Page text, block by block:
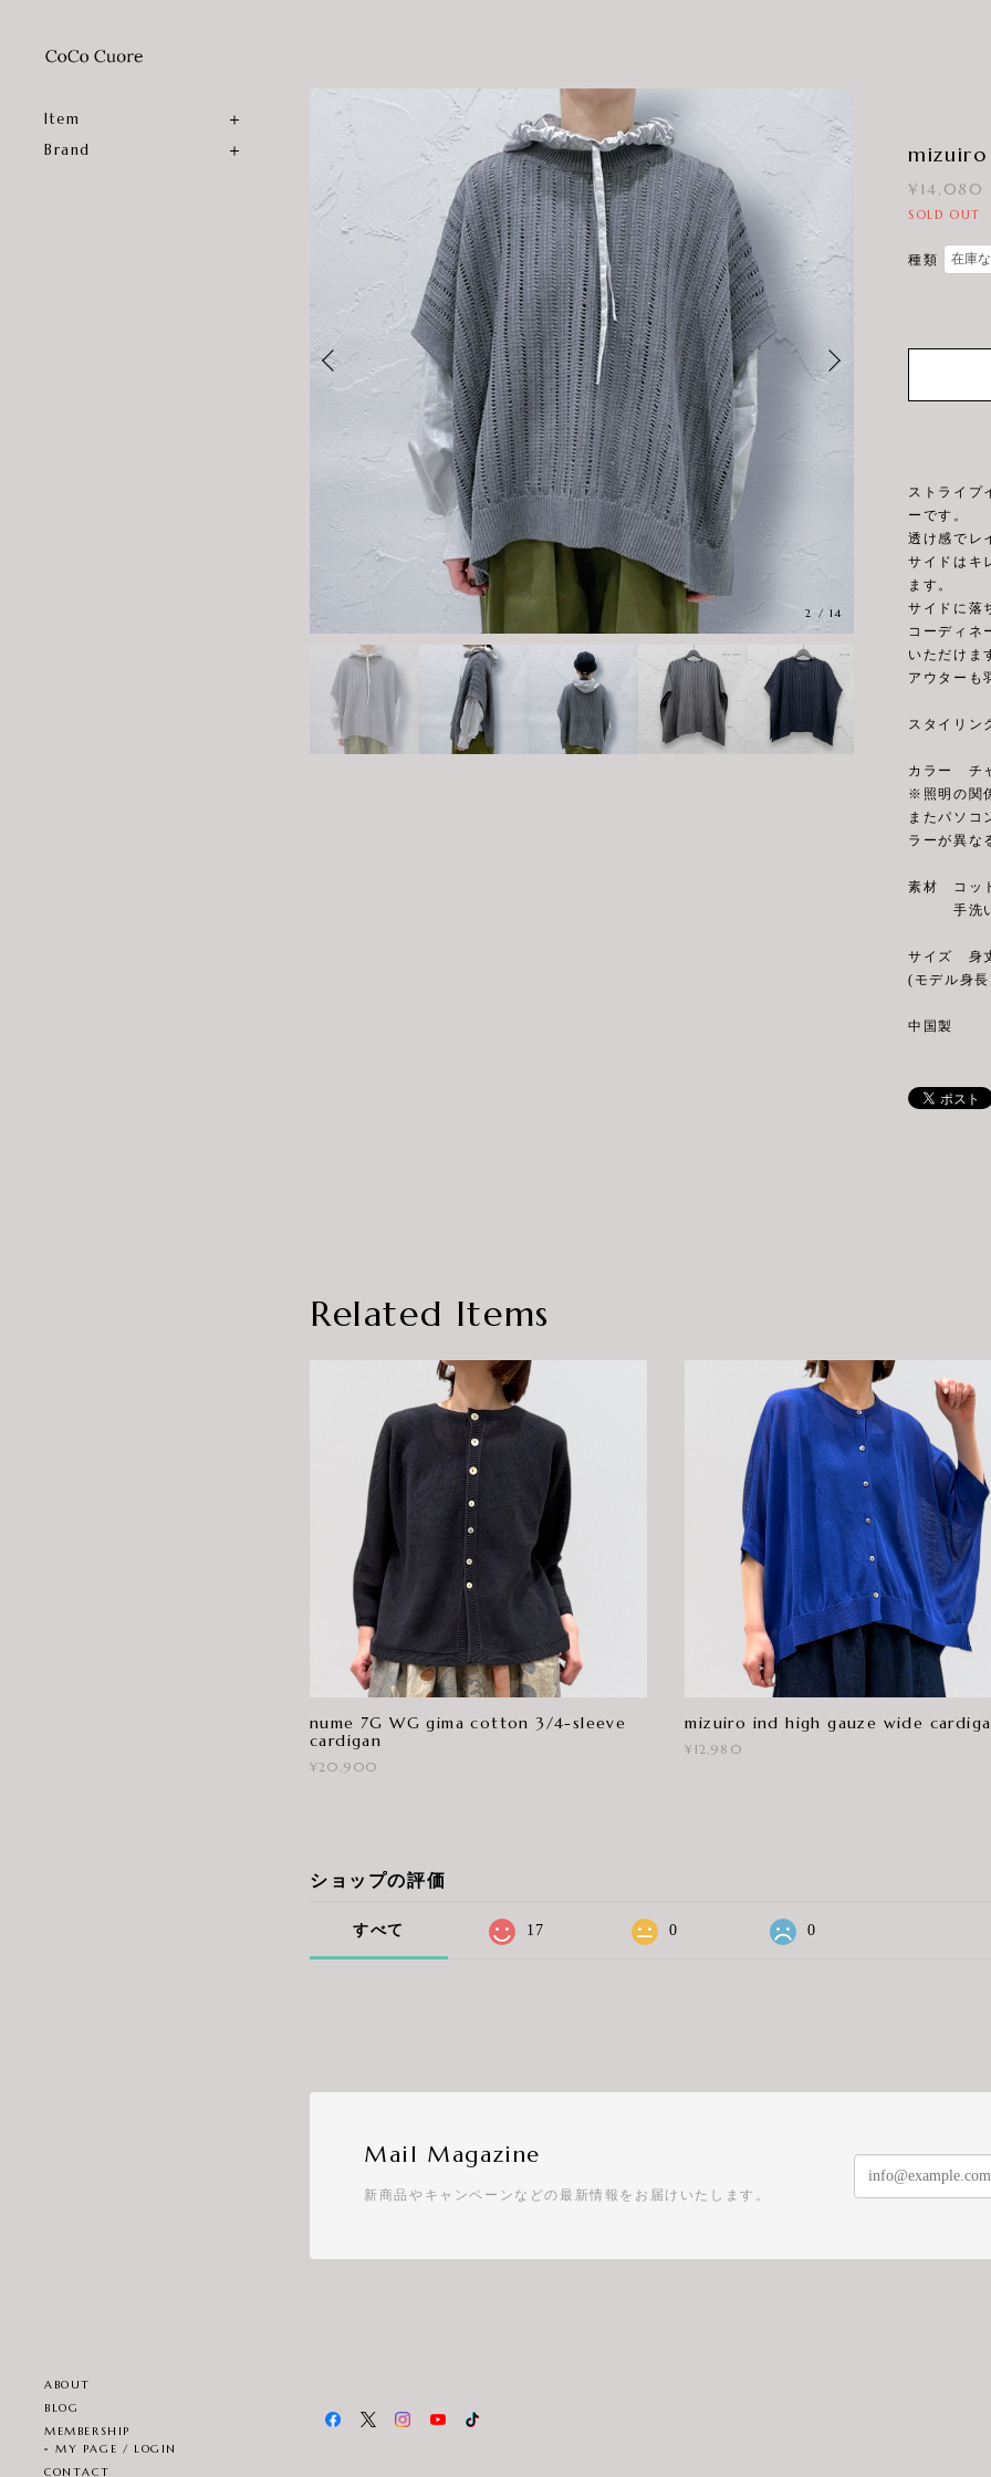
Item
Brand
ABOUT
BLOG
MEMBERSHIP
MY PAGE / LOGIN
CONTACT
2 / 14
¥14,080
SOLD OUT
種類
ストライプ
ーです。
透け感でレ
サイドはキ
ます。
サイドに落
コーディネ
いただけま
アウターも
スタイリン
カラー チ
※照明の関
またパソコ
ラーが異な
素材 コッ
手洗い
サイズ 身
(モデル身
中国製
Related Items
nume 7G WG gima cotton 3/4-sleeve
cardigan
¥20,900
mizuiro ind high gauze wide
¥12,980
ショップの評価
すべて 17 0 0
Mail Magazine
新商品やキャンペーンなどの最新情報をお届けいたします。